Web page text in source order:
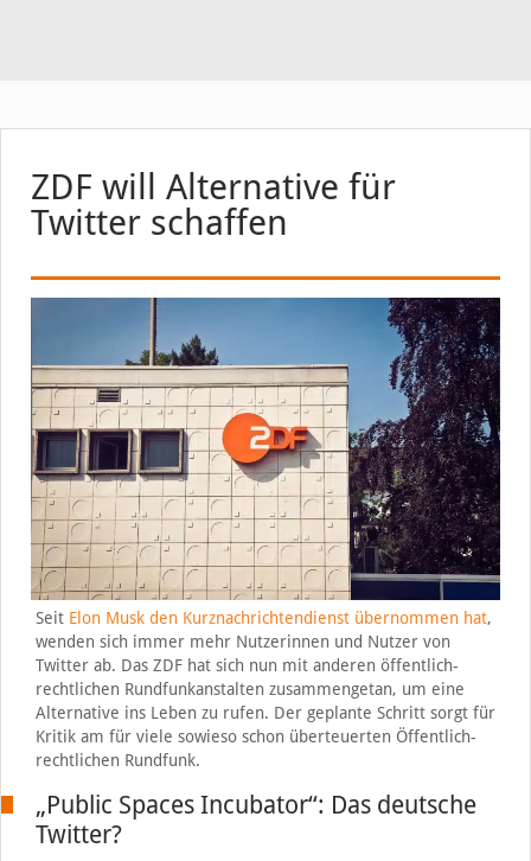
ZDF will Alternative für
Twitter schaffen
Seit Elon Musk den Kurznachrichtendienst übernommen hat,
wenden sich immer mehr Nutzerinnen und Nutzer von
Twitter ab. Das ZDF hat sich nun mit anderen öffentlich-
rechtlichen Rundfunkanstalten zusammengetan, um eine
Alternative ins Leben zu rufen. Der geplante Schritt sorgt für
Kritik am für viele sowieso schon überteuerten Öffentlich-
rechtlichen Rundfunk.
„Public Spaces Incubator“: Das deutsche
Twitter?